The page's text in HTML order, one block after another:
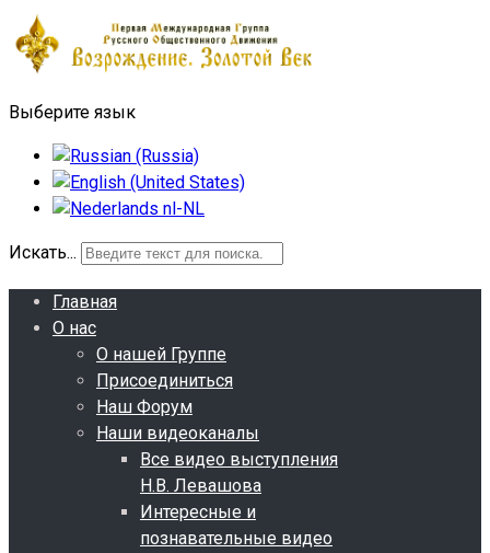
Выберите язык
Искать...
Главная
О нас
О нашей Группе
Присоединиться
Наш Форум
Наши видеоканалы
Все видео выступления
Н.В. Левашова
Интересные и
познавательные видео